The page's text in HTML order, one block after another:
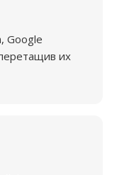
Google
их